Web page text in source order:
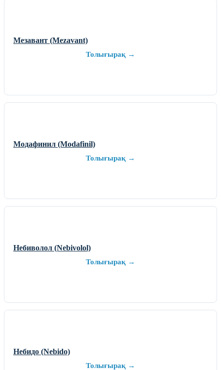
Мезавант (Mezavant)
Толығырақ →
Модафинил (Modafinil)
Толығырақ →
Небиволол (Nebivolol)
Толығырақ →
Небидо (Nebido)
Толығырақ →